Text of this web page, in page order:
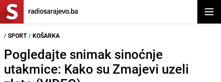
/ SPORT / KOŠARKA
Pogledajte snimak sinoćnje
utakmice: Kako su Zmajevi uzeli